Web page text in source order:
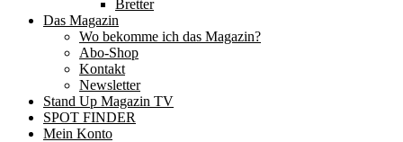
Bretter
Das Magazin
Wo bekomme ich das Magazin?
Abo-Shop
Kontakt
Newsletter
Stand Up Magazin TV
SPOT FINDER
Mein Konto